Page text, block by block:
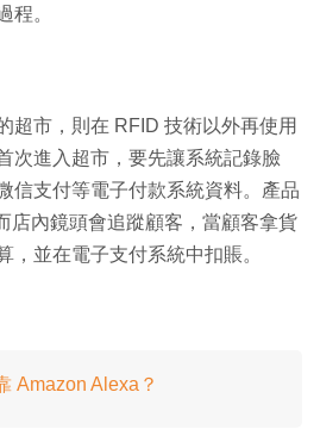
程。
超市，則在 RFID 技術以外再使用
次進入超市，要先讓系統記錄臉
信支付等電子付款系統資料。產品
店內鏡頭會追蹤顧客，當顧客拿貨
，並在電子支付系統中扣賬。
Amazon Alexa？